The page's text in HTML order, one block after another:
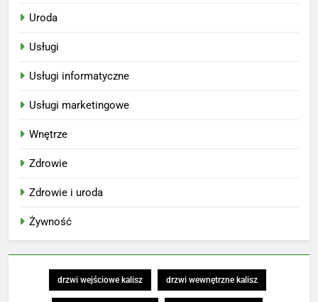
Uroda
Usługi
Usługi informatyczne
Usługi marketingowe
Wnętrze
Zdrowie
Zdrowie i uroda
Żywność
drzwi wejściowe kalisz drzwi wewnętrzne kalisz